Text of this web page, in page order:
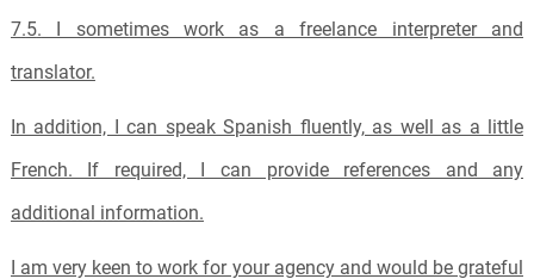
7.5. I sometimes work as a freelance interpreter and
translator.
In addition, I can speak Spanish fluently, as well as a little
French. If required, I can provide references and any
additional information.
I am very keen to work for your agency and would be grateful